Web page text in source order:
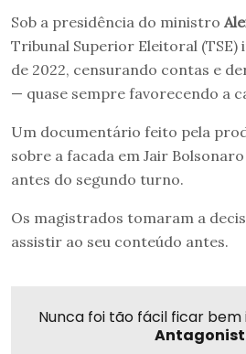
Sob a presidência do ministro
Tribunal Superior Eleitoral (TSE)
de 2022, censurando contas e
— quase sempre favorecendo a
Um documentário feito pela
sobre a facada em Jair
antes do segundo turno.
Os magistrados tomaram a
assistir ao seu conteúdo antes.
Nunca foi tão fácil ficar